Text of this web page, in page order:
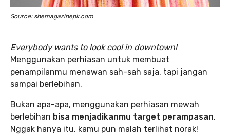
Source: shemagazinepk.com
Everybody wants to look cool in downtown!
Menggunakan perhiasan untuk membuat
penampilanmu menawan sah-sah saja, tapi jangan
sampai berlebihan.
Bukan apa-apa, menggunakan perhiasan mewah
berlebihan bisa menjadikanmu target perampasan.
Nggak hanya itu, kamu pun malah terlihat norak!